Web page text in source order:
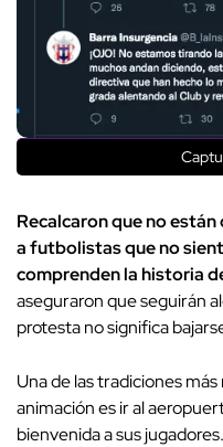
Recalcaron que no
a futbolistas que no
comprenden la historia
aseguraron que seguirán
protesta no significa
Una de las tradiciones
animación es ir al
bienvenida a sus jugadores.